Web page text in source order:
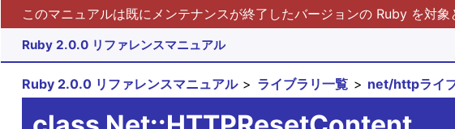
このマニュアルは既にメンテナンスが終了したバージョンの Ruby を対象
Ruby 2.0.0 リファレンスマニュアル
Ruby 2.0.0 リファレンスマニュアル ライブラリ一覧 net/httpライ